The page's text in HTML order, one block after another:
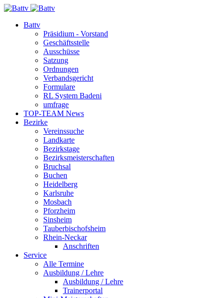
Battv
Präsidium - Vorstand
Geschäftsstelle
Ausschüsse
Satzung
Ordnungen
Verbandsgericht
Formulare
RL System Badeni
umfrage
TOP-TEAM News
Bezirke
Vereinssuche
Landkarte
Bezirkstage
Bezirksmeisterschaften
Bruchsal
Buchen
Heidelberg
Karlsruhe
Mosbach
Pforzheim
Sinsheim
Tauberbischofsheim
Rhein-Neckar
Anschriften
Service
Alle Termine
Ausbildung / Lehre
Ausbildung / Lehre
Trainerportal